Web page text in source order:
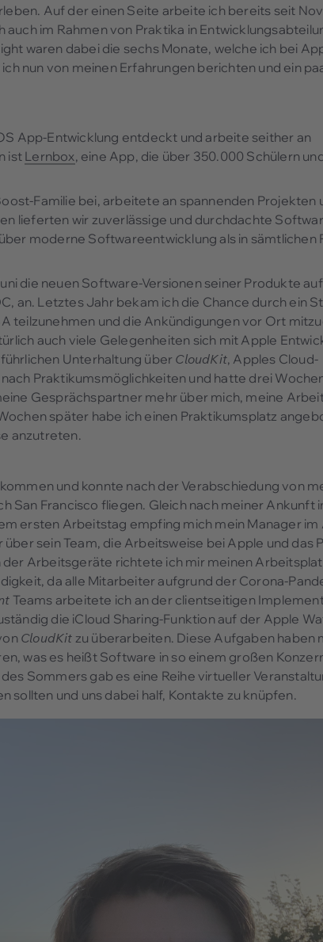
Auf der einen Seite arbeite ich bereits seit
im Rahmen von Praktika in
waren dabei die sechs Monate, welche ich bei
nun von meinen Erfahrungen berichten und ein
App-Entwicklung entdeckt und arbeite seither an
ist Lernbox, eine App, die über 350.000 Schülern
Familie bei, arbeitete an spannenden Projekten
lieferten wir zuverlässige und durchdachte
moderne Softwareentwicklung als in sämtlichen
die neuen Software-Versionen seiner Produkte auf
an. Letztes Jahr bekam ich die Chance durch ein
teilzunehmen und die Ankündigungen vor Ort
auch viele Gelegenheiten sich mit Apple
Unterhaltung über CloudKit, Apples Cloud-
Praktikumsmöglichkeiten und hatte drei
Gesprächspartner mehr über mich, meine
später habe ich einen Praktikumsplatz
anzutreten.
und konnte nach der Verabschiedung von
San Francisco fliegen. Gleich nach meiner Ankunft
ersten Arbeitstag empfing mich mein Manager im
sein Team, die Arbeitsweise bei Apple und das
Arbeitsgeräte richtete ich mir meinen
da alle Mitarbeiter aufgrund der Corona-
Teams arbeitete ich an der clientseitigen
die iCloud Sharing-Funktion auf der Apple
CloudKit zu überarbeiten. Diese Aufgaben haben
was es heißt Software in so einem großen
Sommers gab es eine Reihe virtueller
sollten und uns dabei half, Kontakte zu knüpfen.